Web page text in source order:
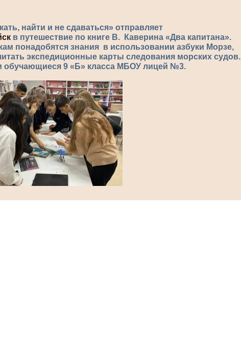
найти и не сдаваться» отправляет
в путешествие по книге В. Каверина «Два капитана».
понадобятся знания в использовании азбуки Морзе,
экспедиционные карты следования морских судов.
обучающиеся 9 «Б» класса МБОУ лицей №3.